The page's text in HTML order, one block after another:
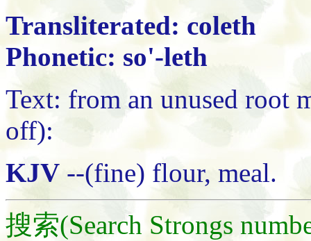
Transliterated: coleth
Phonetic: so'-leth
Text: from an unused root
off):
KJV --(fine) flour, meal.
搜索(Search Strongs